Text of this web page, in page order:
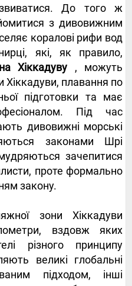
До того ж
з дивовижним
коралові рифи вод
які, як правило,
Хіккадуву , можуть
Хіккадуви, плавання по
підготовки та має
Під час
дивовижні морські
законами Шрі
зачепитися
проте формально
закону.
зони Хіккадуви
вздовж яких
різного принципу
великі глобальні
підходом, інші